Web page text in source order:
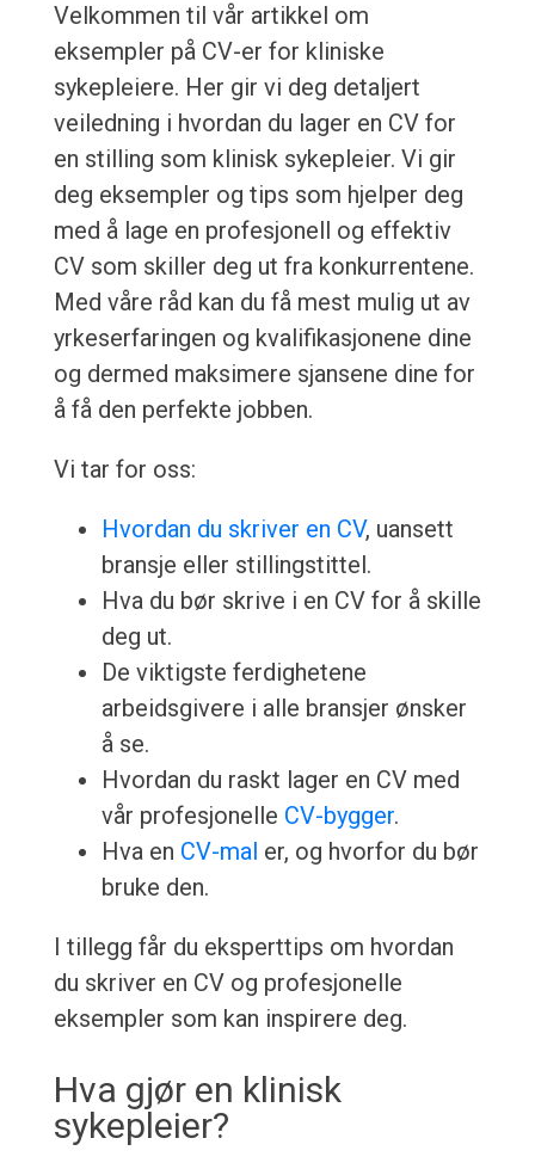
Velkommen til vår artikkel om
eksempler på CV-er for kliniske
sykepleiere. Her gir vi deg detaljert
veiledning i hvordan du lager en CV for
en stilling som klinisk sykepleier. Vi gir
deg eksempler og tips som hjelper deg
med å lage en profesjonell og effektiv
CV som skiller deg ut fra konkurrentene.
Med våre råd kan du få mest mulig ut av
yrkeserfaringen og kvalifikasjonene dine
og dermed maksimere sjansene dine for
å få den perfekte jobben.
Vi tar for oss:
Hvordan du skriver en CV, uansett
bransje eller stillingstittel.
Hva du bør skrive i en CV for å skille
deg ut.
De viktigste ferdighetene
arbeidsgivere i alle bransjer ønsker
å se.
Hvordan du raskt lager en CV med
vår profesjonelle CV-bygger.
Hva en CV-mal er, og hvorfor du bør
bruke den.
I tillegg får du eksperttips om hvordan
du skriver en CV og profesjonelle
eksempler som kan inspirere deg.
Hva gjør en klinisk
sykepleier?